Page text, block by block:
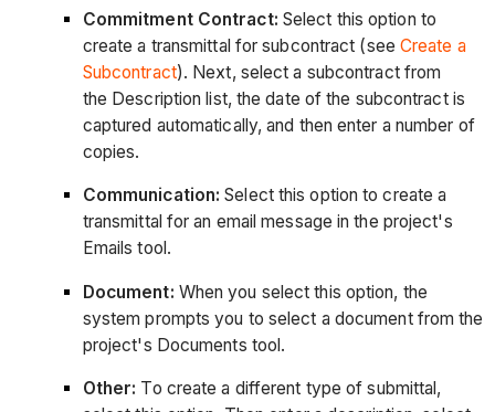
Commitment Contract: Select this option to
create a transmittal for subcontract (see Create a
Subcontract). Next, select a subcontract from
the Description list, the date of the subcontract is
captured automatically, and then enter a number of
copies.
Communication: Select this option to create a
transmittal for an email message in the project's
Emails tool.
Document: When you select this option, the
system prompts you to select a document from the
project's Documents tool.
Other: To create a different type of submittal,